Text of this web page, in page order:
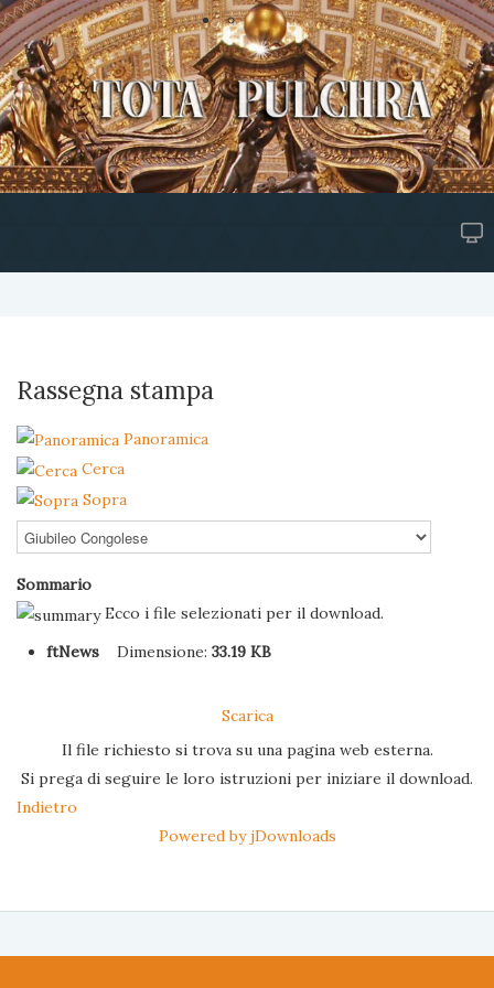
Rassegna stampa
Panoramica
Cerca
Sopra
Sommario
Ecco i file selezionati per il download.
ftNewsDimensione:33.19 KB
Scarica
Il file richiesto si trova su una pagina web esterna.
Si prega di seguire le loro istruzioni per iniziare il download.
Indietro
Powered by jDownloads